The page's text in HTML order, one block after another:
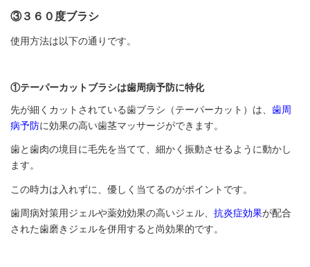
③３６０度ブラシ
使用方法は以下の通りです。
①テーパーカットブラシは歯周病予防に特化
先が細くカットされている歯ブラシ（テーパーカット）は、 歯周
病予防に効果の高い歯茎マッサージができます。
歯と歯肉の境目に毛先を当てて、細かく振動させるように動かし
ます。
この時力は入れずに、優しく当てるのがポイントです。
歯周病対策用ジェルや薬効効果の高いジェル、 抗炎症効果が配合
された歯磨きジェルを併用すると尚効果的です。